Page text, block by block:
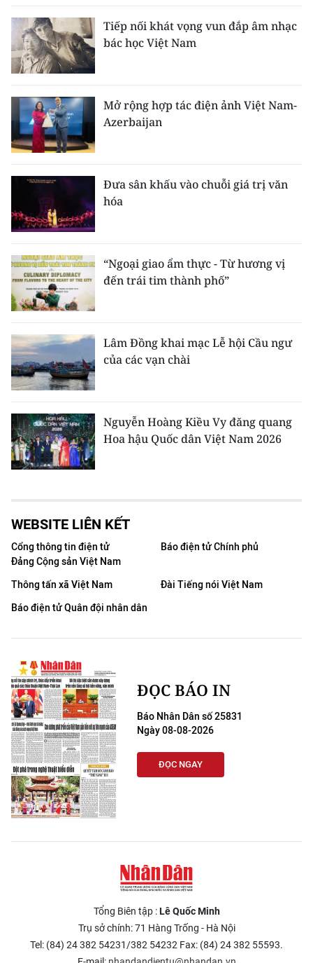
Tiếp nối khát vọng vun đắp âm nhạc
bác học Việt Nam
Mở rộng hợp tác điện ảnh Việt Nam-
Azerbaijan
Đưa sân khấu vào chuỗi giá trị văn
hóa
“Ngoại giao ẩm thực - Từ hương vị
đến trái tim thành phố”
Lâm Đồng khai mạc Lễ hội Cầu ngư
của các vạn chài
Nguyễn Hoàng Kiều Vy đăng quang
Hoa hậu Quốc dân Việt Nam 2026
WEBSITE LIÊN KẾT
Cổng thông tin điện tử
Đảng Cộng sản Việt Nam
Báo điện tử Chính phủ
Thông tấn xã Việt Nam
Đài Tiếng nói Việt Nam
Báo điện tử Quân đội nhân dân
ĐỌC BÁO IN
Báo Nhân Dân số 25831
Ngày 08-08-2026
ĐỌC NGAY
Tổng Biên tập :Lê Quốc Minh
Trụ sở chính: 71 Hàng Trống - Hà Nội
Tel: (84) 24 382 54231/382 54232 Fax: (84) 24 382 55593.